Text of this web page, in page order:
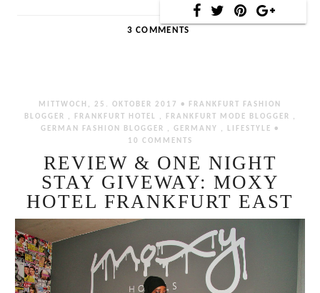
3 COMMENTS
MITTWOCH, 25. OKTOBER 2017 •
FRANKFURT FASHION
BLOGGER
, FRANKFURT HOTEL , FRANKFURT MODE BLOGGER
,
GERMAN FASHION BLOGGER , GERMANY , LIFESTYLE •
10 COMMENTS
REVIEW & ONE NIGHT
STAY GIVEWAY: MOXY
HOTEL FRANKFURT EAST